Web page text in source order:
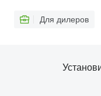
Для дилеров